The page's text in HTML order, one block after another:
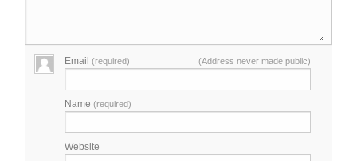
Email(required) (Address never made public)
Name(required)
Website